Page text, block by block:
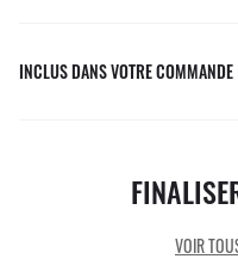
INCLUS DANS VOTRE COMMANDE
VOIR